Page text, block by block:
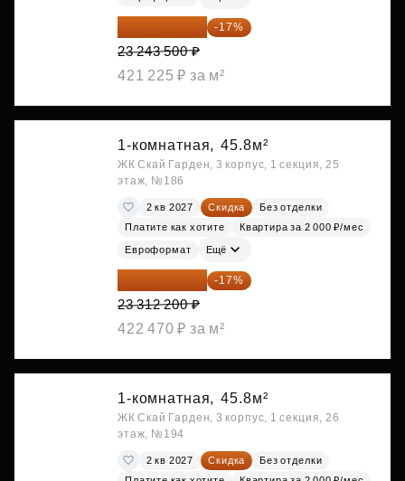
19 292 105 ₽ -17%
23 243 500 ₽
421 225 ₽ за м²
1-комнатная, 45.8м²
ЖК Скай Гарден, 3 корпус, 1 секция, 25
этаж, №186
2 кв 2027 Скидка
Без отделки
Платите как хотите
Квартира за 2 000 ₽/мес
Евроформат Ещё
19 349 126 ₽ -17%
23 312 200 ₽
422 470 ₽ за м²
1-комнатная, 45.8м²
ЖК Скай Гарден, 3 корпус, 1 секция, 26
этаж, №194
2 кв 2027 Скидка
Без отделки